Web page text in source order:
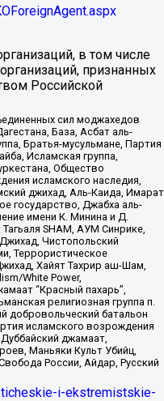
в том числе
признанных
Российской
сил моджахедов
База, Асбат аль-
Братья-мусульмане, Партия
Исламская группа,
Общество
исламского наследия,
джихад, Аль-Каида, Имарат
государство, Джабха аль-
имени К. Минина и Д.
SHAM, АУМ Синрике,
Чистопольский
Террористическое
Хайят Тахрир аш-Шам,
White Power,
“Красный пахарь”,
религиозная группа п.
добровольческий батальон
исламского возрождения
джамаат,
Маньяки Культ Убийц,
России, Айдар, Русский
i-ekstremistskie-